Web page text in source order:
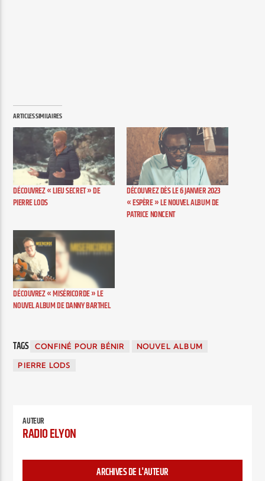
ARTICLES SIMILAIRES
DÉCOUVREZ « LIEU SECRET » DE
PIERRE LODS
DÉCOUVREZ DÈS LE 6 JANVIER 2023
« ESPÈRE » LE NOUVEL ALBUM DE
PATRICE NONCENT
DÉCOUVREZ « MISÉRICORDE » LE
NOUVEL ALBUM DE DANNY BARTHEL
TAGS CONFINÉ POUR BÉNIR NOUVEL ALBUM
PIERRE LODS
AUTEUR
RADIO ELYON
ARCHIVES DE L'AUTEUR